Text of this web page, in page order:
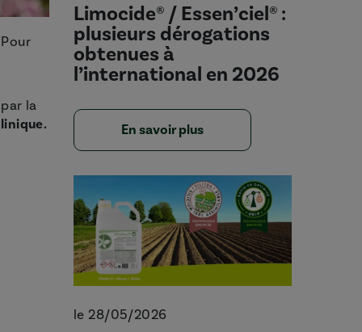
la
Limocide® / Essen’ciel® :
plusieurs dérogations
obtenues à
l’international en 2026
En savoir plus
le 28/05/2026